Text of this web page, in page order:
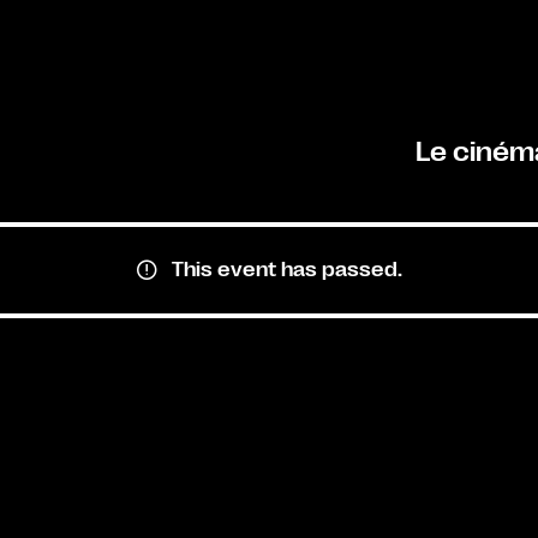
Le
This event has passed.